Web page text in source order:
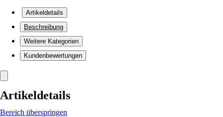
Artikeldetails
Beschreibung
Weitere Kategorien
Kundenbewertungen
Artikeldetails
Bereich überspringen